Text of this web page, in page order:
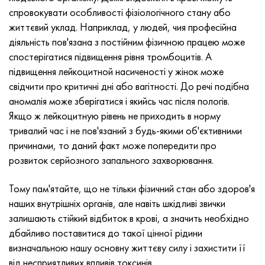
спровокувати особливості фізіологічного стану або
життєвий уклад. Наприклад, у людей, чия професійна
діяльність пов'язана з постійним фізичною працею може
спостерігатися підвищення рівня тромбоцитів. А
підвищення лейкоцитной насиченості у жінок може
свідчити про критичні дні або вагітності. До речі подібна
аномалія може зберігатися і якийсь час після пологів.
Якщо ж лейкоцитную рівень не приходить в норму
тривалий час і не пов'язаний з будь-якими об'єктивними
причинами, то даний факт може попередити про
розвиток серйозного запального захворювання.
Тому пам'ятайте, що не тільки фізичний стан або здоров'я
наших внутрішніх органів, але навіть шкідливі звички
залишають стійкий відбиток в крові, а значить необхідно
дбайливо поставитися до такої цінної рідини
визначальною нашу основну життєву силу і захистити її
від несприятливих впливів токсинів.
Incotherm
Incotest
Jethete M152
Кобальт 6B
maraging 250
Рене 41
Maraging 300
Maraging 350
MP35N
Стрічка, коло, дріт 47НД
Стрічка, коло, дріт 47НХР
Стрічка 49КФ
Стрічка, коло, дріт 49К2Ф, 49К2ФА-ВІ
труба 50Н
Стрічка, коло, дріт 50НП
Стрічка, коло, дріт 50НХС
Стрічка, коло, дріт 52Н
52К12Ф
Лист, круг, дріт ХН62ВМЮТ
Лист, круг, дріт ХН62МВКЮ
Лист, круг, дріт ХН63МБ
труба ХН65ВМ
ХН65ВМТЮ
Лист, круг, дріт ХН67МВТЮ
Лист, круг, дріт ХН68ВКТЮ
Труба, круг, сплав ХН68ВМТЮК-вд
ХН70ВМТЮ
ВТ-35
ПТ-1М сплав, труба
ПТ-3В
ПТ-7М
2B
СПТ-2 св
АТ3
3М
ТЛ3
1.4466 - aisi 310MoLn
сплав Al6xn
15-7Ph® - 1.4532
PH 13-8 Mo - 1.4534
1.4542 - 17-4Ph®
Сustom 455® - 1.4543 - uns s45500
1.4545 - 15-5Ph®
1.4548 - 17-4Ph®
1.4550 - aisi 347
10Х17Н13М3Т
Сплав 10Х18Н18Ю4Д
11Х11Н2В2МФ
12Х18Н9Т
13Х11Н2В2МФ
15х11мф
15х12внмф
15Х12Н2МВФАБ
15Х16К5Н2МВФАБ
2.0872, CuNi10Fe1Mn, Cw352h
Кремнисто алюмінієва бронза
CW301G, C64200
Кремниста бронза
C65500, CuAl11Fe3
C65620, CuSi3Fe2Zn3
C65100, CuSi1.5
Оловяно-свинцева бронза
c92200, CuSn6Zn4Pb2
Червона латунь
C84400, CuSn2ZnPb
C83600, CuSn5ZnPb
45Г2, 45g2, aisi +1144
Легована конструкційна сталь
10g2, 10Г2, aisi 1 513
12Х2Н4А,15NiCr13, 1.5752
АС14, 11SMnPb30
20Г, 20mn5
20ХН3А, aisi 4320, 20hn3a
20ХМ, 24CrMo5, 20hm
25ХГМ, 20CrMo5, 1.7264
Р6М5, 1.3343, hs6-5-2, sw7m
Р6М5К5, 1.3243, hs6-5-2-5
Р6М5Ф3, 1.3344, hs6-5-3
Р9М4К8,1.3207
Р12Ф3, 1.3318, sw12
Р18, 1.3355, hs18-0-1, sw18
Вуглецева сталь
У10,1.1645, C105W1
11G12, 110Г13Л, X120Mn12